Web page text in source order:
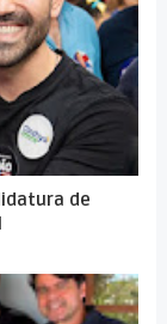
de